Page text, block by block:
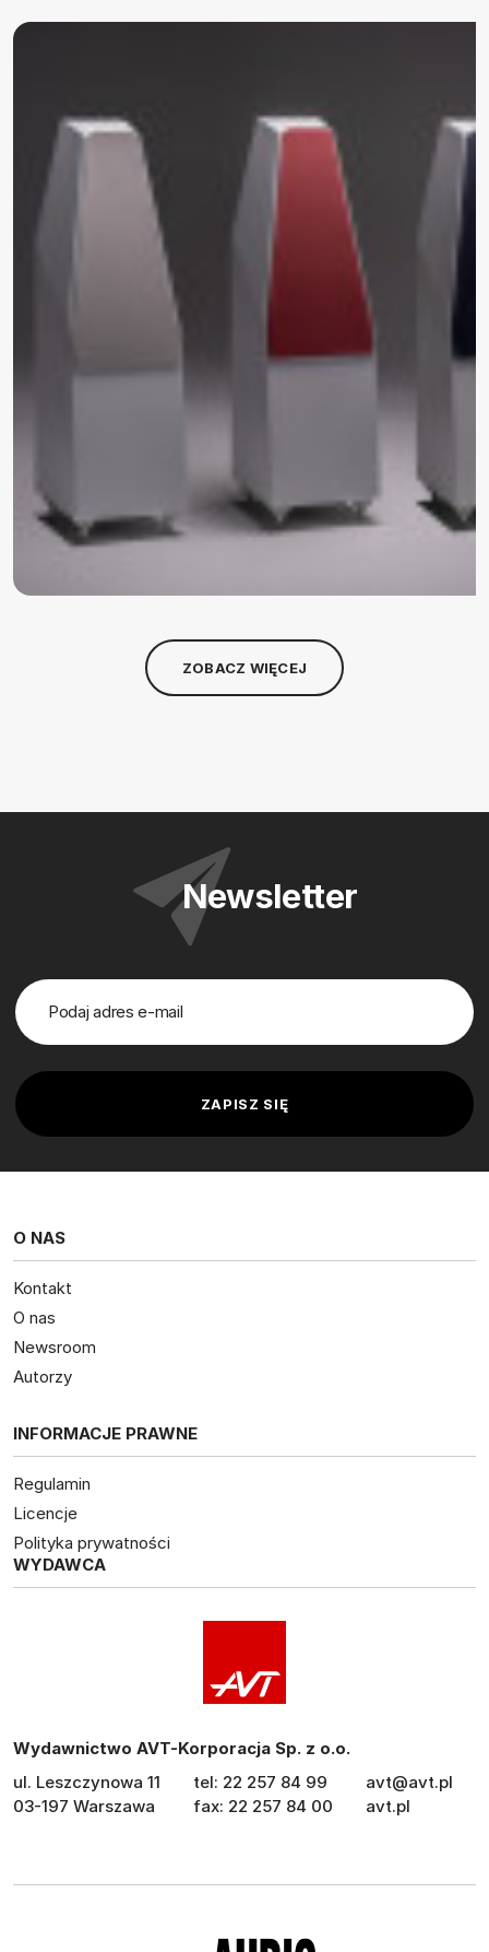
ZOBACZ WIĘCEJ
Newsletter
O NAS
Kontakt
O nas
Newsroom
Autorzy
INFORMACJE PRAWNE
Regulamin
Licencje
Polityka prywatności
WYDAWCA
Wydawnictwo AVT-Korporacja Sp. z o.o.
ul. Leszczynowa 11
03-197 Warszawa
tel: 22 257 84 99
fax: 22 257 84 00
avt@avt.pl
avt.pl